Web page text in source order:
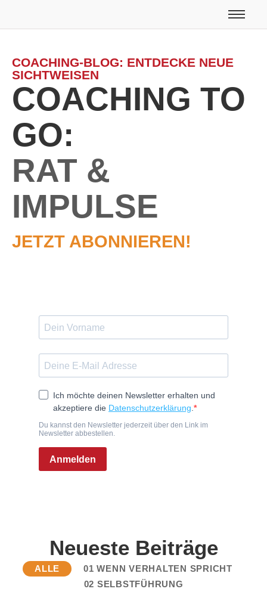
COACHING-BLOG: ENTDECKE NEUE
SICHTWEISEN
COACHING TO
GO:
RAT &
IMPULSE
JETZT ABONNIEREN!
Neueste Beiträge
01 WENN VERHALTEN SPRICHT
02 SELBSTFÜHRUNG
ALLE